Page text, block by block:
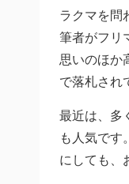
ラクマを問
筆者がフリ
思いのほか
で落札され
最近は、多
も人気です
にしても、